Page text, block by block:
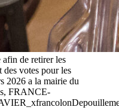
afin de retirer les
votes pour les
2026 a la mairie du
FRANCE-